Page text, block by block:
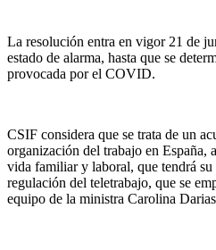
La resolución entra en vigor 21 de
estado de alarma, hasta que se
provocada por el COVID.
CSIF considera que se trata de un
organización del trabajo en España,
vida familiar y laboral, que tendrá
regulación del teletrabajo, que se
equipo de la ministra Carolina